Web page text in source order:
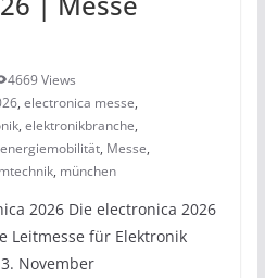
4669 Views
, electronica messe,
, elektronikbranche,
energiemobilität, Messe,
, münchen
2026 Die electronica 2026
Leitmesse für Elektronik
November